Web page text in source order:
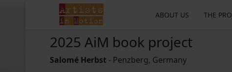
ABOUT US THE
2025 AiM book project
Salomé Herbst - Penzberg, Germany